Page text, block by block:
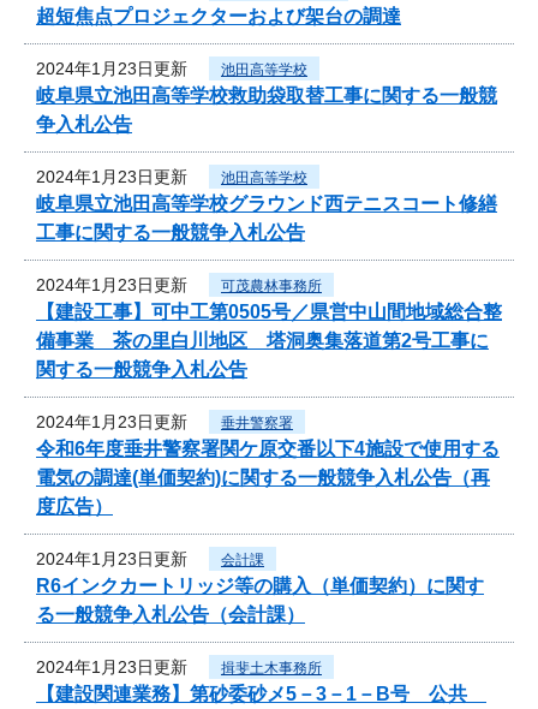
超短焦点プロジェクターおよび架台の調達
2024年1月23日更新 池田高等学校
岐阜県立池田高等学校救助袋取替工事に関する一般競
争入札公告
2024年1月23日更新 池田高等学校
岐阜県立池田高等学校グラウンド西テニスコート修繕
工事に関する一般競争入札公告
2024年1月23日更新 可茂農林事務所
【建設工事】可中工第0505号／県営中山間地域総合整
備事業 茶の里白川地区 塔洞奥集落道第2号工事に
関する一般競争入札公告
2024年1月23日更新 垂井警察署
令和6年度垂井警察署関ケ原交番以下4施設で使用する
電気の調達(単価契約)に関する一般競争入札公告（再
度広告）
2024年1月23日更新 会計課
R6インクカートリッジ等の購入（単価契約）に関す
る一般競争入札公告（会計課）
2024年1月23日更新 揖斐土木事務所
【建設関連業務】第砂委砂メ5－3－1－B号 公共